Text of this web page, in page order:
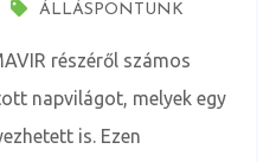
ÁLLÁSPONTUNK
részéről számos
napvilágot, melyek egy
is. Ezen